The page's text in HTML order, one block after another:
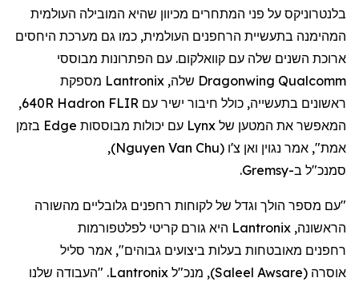
בלנטרוניקס על פני המתחרים מכיוון שהיא המובילה העולמית
המהימנה בתעשיית הרחפנים העולמית, כמו גם מערכת היחסים
ארוכת השנים שלה עם קוואלקום. עם הפתרונות מבוססי
Qualcomm
Dragonwing שלה, Lantronix מספקת
ראשונים בתעשייה, כולל חיבור ישיר עם FLIR
Hadron
640R,
המאפשר את המטען של Lynx עם יכולות מבוססות Edge בזמן
אמת", אמר נגוין ואן צ'ו (
Nguyen Van Chu
)
,
סמנכ"ל ב-Gremsy
.
"עם מספר הולך וגדל של לקוחות רחפנים גלובליים מהשורה
הראשונה, Lantronix היא גורם קריטי לפלטפורמות
רחפנים מאובטחות בעלות ביצועים גבוהים", אמר סליל
אוסרה (
Saleel Awsare
), מנכ"ל Lantronix. "העבודה שלנו